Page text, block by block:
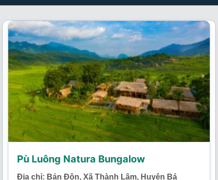
Pù Luông Natura Bungalow
Địa chỉ: Bản Đôn, Xã Thành Lâm, Huyện Bá